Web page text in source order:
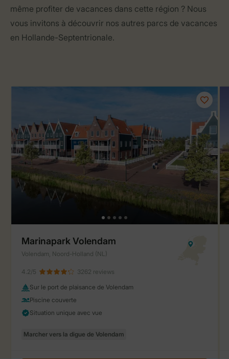
même profiter de vacances dans cette région ? Nous
vous invitons à découvrir nos autres parcs de vacances
en Hollande-Septentrionale.